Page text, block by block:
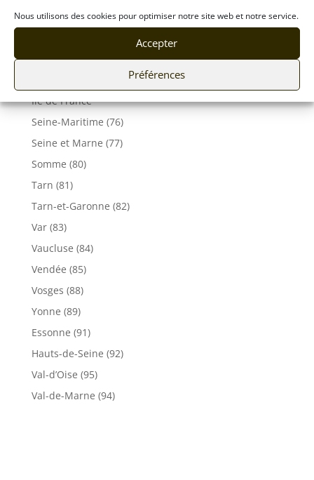
Nous utilisons des cookies pour optimiser notre site web et notre service.
Accepter
Préférences
Rhône (69)
Savoie (73)
Ile de France
Seine-Maritime (76)
Seine et Marne (77)
Somme (80)
Tarn (81)
Tarn-et-Garonne (82)
Var (83)
Vaucluse (84)
Vendée (85)
Vosges (88)
Yonne (89)
Essonne (91)
Hauts-de-Seine (92)
Val-d’Oise (95)
Val-de-Marne (94)